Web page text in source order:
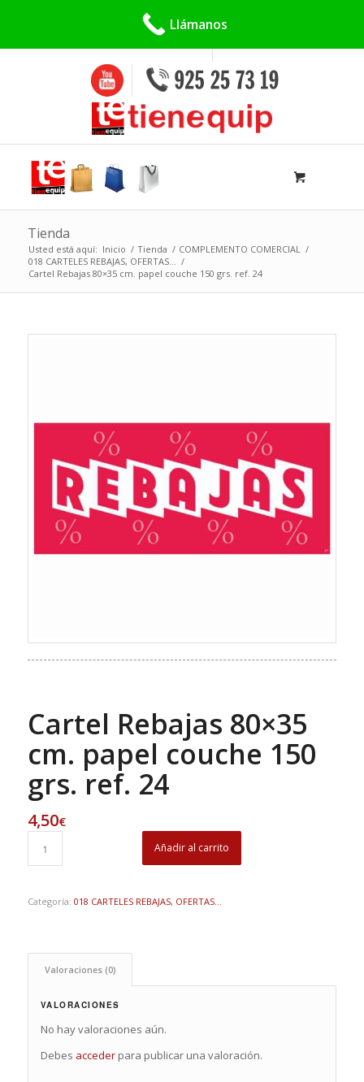
Tienda
Usted está aquí: Inicio / Tienda / COMPLEMENTO COMERCIAL /
018 CARTELES REBAJAS, OFERTAS... /
Cartel Rebajas 80×35 cm. papel couche 150 grs. ref. 24
Cartel Rebajas 80×35
cm. papel couche 150
grs. ref. 24
4,50€
Añadir al carrito
Categoría: 018 CARTELES REBAJAS, OFERTAS...
Valoraciones (0)
VALORACIONES
No hay valoraciones aún.
Debes accederpara publicar una valoración.
Llámanos